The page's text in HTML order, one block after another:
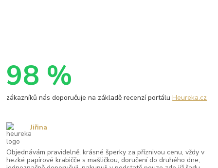
98 %
zákazníků nás doporučuje na základě recenzí portáluHeureka.cz
Objednávám pravidelně, krásné šperky za příznivou cenu, vždy v
hezké papírové krabičče s mašličkou, doručení do druhého dne,
Jiřina